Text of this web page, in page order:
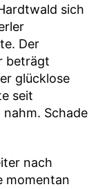
sich
Der
beträgt
glücklose
seit
Schade
nach
momentan